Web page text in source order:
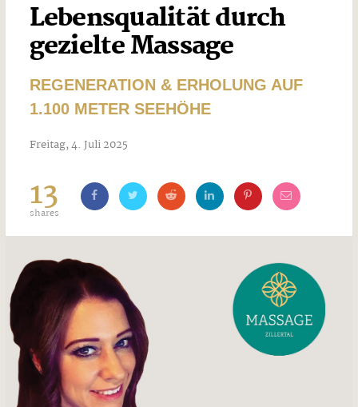
Lebensqualität durch
gezielte Massage
REGENERATION & ERHOLUNG AUF
1.100 METER SEEHÖHE
Freitag, 4. Juli 2025
13
shares